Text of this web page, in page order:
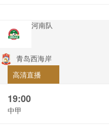
河南队
青岛西海岸
高清直播
19:00
中甲